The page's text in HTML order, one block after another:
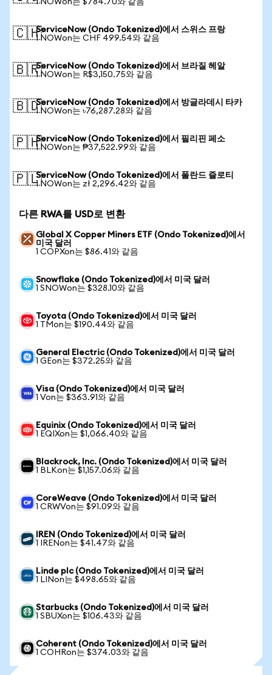
1 NOWon는 $784.70와 같음
🇨🇭ServiceNow (Ondo Tokenized)에서 스위스 프랑
1 NOWon는 CHF 499.54와 같음
🇧🇷ServiceNow (Ondo Tokenized)에서 브라질 헤알
1 NOWon는 R$3,150.75와 같음
🇧🇩ServiceNow (Ondo Tokenized)에서 방글라데시 타카
1 NOWon는 ৳76,287.28와 같음
🇵🇭ServiceNow (Ondo Tokenized)에서 필리핀 페소
1 NOWon는 ₱37,522.99와 같음
🇵🇱ServiceNow (Ondo Tokenized)에서 폴란드 즐로티
1 NOWon는 zł 2,296.42와 같음
다른 RWA를 USD로 변환
Global X Copper Miners ETF (Ondo Tokenized)에서
미국 달러
1 COPXon는 $86.41와 같음
Snowflake (Ondo Tokenized)에서 미국 달러
1 SNOWon는 $328.10와 같음
Toyota (Ondo Tokenized)에서 미국 달러
1 TMon는 $190.44와 같음
General Electric (Ondo Tokenized)에서 미국 달러
1 GEon는 $372.25와 같음
Visa (Ondo Tokenized)에서 미국 달러
1 Von는 $363.91와 같음
Equinix (Ondo Tokenized)에서 미국 달러
1 EQIXon는 $1,066.40와 같음
Blackrock, Inc. (Ondo Tokenized)에서 미국 달러
1 BLKon는 $1,157.06와 같음
CoreWeave (Ondo Tokenized)에서 미국 달러
1 CRWVon는 $91.09와 같음
IREN (Ondo Tokenized)에서 미국 달러
1 IRENon는 $41.47와 같음
Linde plc (Ondo Tokenized)에서 미국 달러
1 LINon는 $498.65와 같음
Starbucks (Ondo Tokenized)에서 미국 달러
1 SBUXon는 $106.43와 같음
Coherent (Ondo Tokenized)에서 미국 달러
1 COHRon는 $374.03와 같음